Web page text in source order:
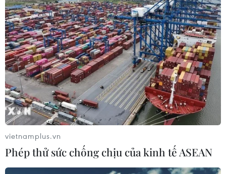
vietnamplus.vn
Phép thử sức chống chịu của kinh tế ASEAN